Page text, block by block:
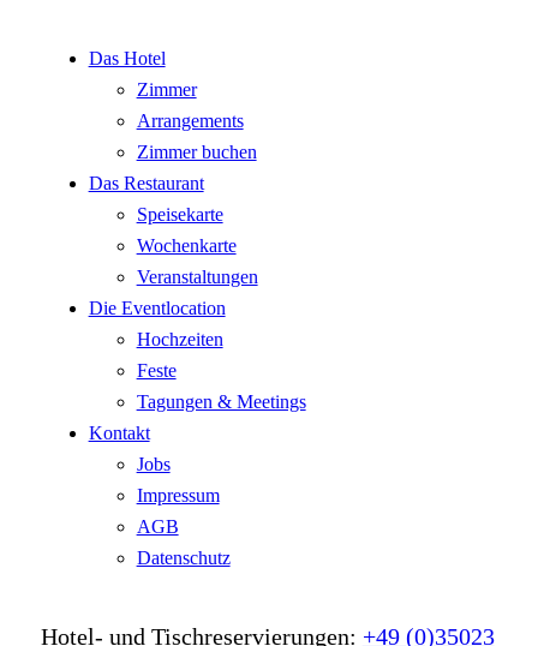
Das Hotel
Zimmer
Arrangements
Zimmer buchen
Das Restaurant
Speisekarte
Wochenkarte
Veranstaltungen
Die Eventlocation
Hochzeiten
Feste
Tagungen & Meetings
Kontakt
Jobs
Impressum
AGB
Datenschutz
Hotel- und Tischreservierungen: +49 (0)35023